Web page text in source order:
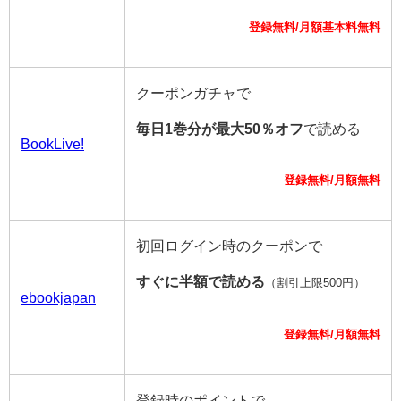
登録無料/月額基本料無料
BookLive!
クーポンガチャで
毎日1巻分が最大50％オフで読める
登録無料/月額無料
ebookjapan
初回ログイン時のクーポンで
すぐに半額で読める （割引上限500円）
登録無料/月額無料